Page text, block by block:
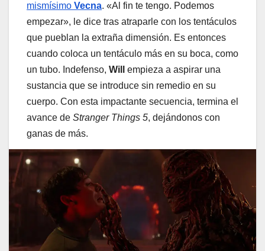
mismísimo Vecna. «Al fin te tengo. Podemos
empezar», le dice tras atraparle con los tentáculos
que pueblan la extraña dimensión. Es entonces
cuando coloca un tentáculo más en su boca, como
un tubo. Indefenso, Will
empieza a aspirar una
sustancia que se introduce sin remedio en su
cuerpo. Con esta impactante secuencia, termina el
avance de Stranger Things 5, dejándonos con
ganas de más.